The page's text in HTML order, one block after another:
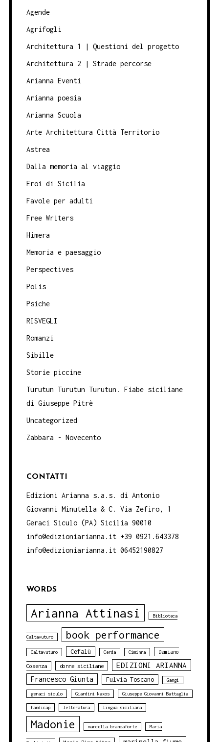
Agende
Agrifogli
Architettura 1 | Questioni del progetto
Architettura 2 | Strade percorse
Arianna Eventi
Arianna poesia
Arianna Scuola
Arte Architettura Città Territorio
Astrea
Dalla memoria al viaggio
Eroi di Sicilia
Favole per adulti
Free Writers
Himera
Memoria e paesaggio
Perspectives
Polis
Psiche
RISVEGLI
Romanzi
Sibille
Storie piccine
Turutun Turutun Turutun. Fiabe siciliane
di Giuseppe Pitrè
Uncategorized
Zabbara - Novecento
CONTATTI
Edizioni Arianna s.a.s. di Antonio
Giovanni Minutella & C. Via Zefiro, 1
Geraci Siculo (PA) Sicilia 90010
info@edizioniarianna.it +39 0921.643378
info@edizioniarianna.it 06452190827
WORDS
Arianna Attinasi Biblioteca
Caltavuturo book performance
Caltavuturo Cefalù Cerda Ciminna Damiano
Cosenza donne siciliane EDIZIONI ARIANNA
Francesco Giunta Fulvia Toscano Gangi
geraci siculo Giardini Naxos Giuseppe Giovanni Battaglia
handicap letteratura lingua siciliana
Madonie marcella brancaforte Maria